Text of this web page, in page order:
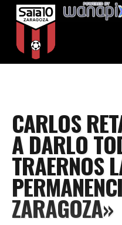
Food & Drink
Features
News
Contacts
CARLOS
A DARLO
TRAERNOS
ZARAGOZA»